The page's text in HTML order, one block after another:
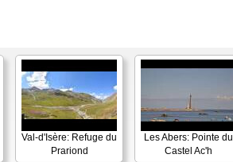
Val-d'Isère: Refuge du
Prariond
Les Abers: Pointe du
Castel Ac'h